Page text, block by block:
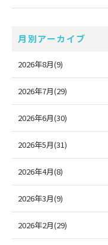
月別アーカイブ
2026年8月(9)
2026年7月(29)
2026年6月(30)
2026年5月(31)
2026年4月(8)
2026年3月(9)
2026年2月(29)